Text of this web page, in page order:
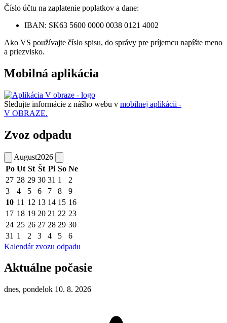
Číslo účtu na zaplatenie poplatkov a dane:
IBAN: SK63 5600 0000 0038 0121 4002
Ako VS používajte číslo spisu, do správy pre príjemcu napíšte meno
a priezvisko.
Mobilná aplikácia
Sledujte informácie z nášho webu v mobilnej aplikácii -
V OBRAZE.
Zvoz odpadu
August2026
Po Ut St Št Pi So Ne
27 28 29 30 31 1
2
3
4 5 6 7 8
9
10 11 12 13 14 15 16
17 18 19 20 21 22 23
24 25 26 27 28 29 30
31 1 2 3 4 5
6
Kalendár zvozu odpadu
Aktuálne počasie
dnes, pondelok 10. 8. 2026